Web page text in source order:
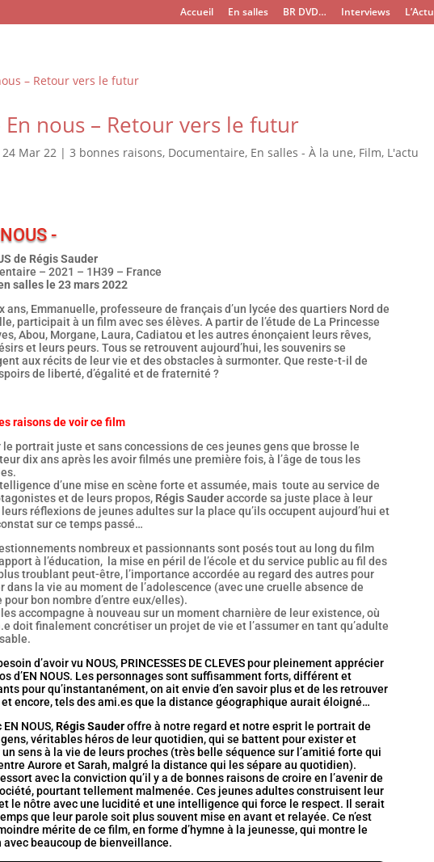
Accueil En salles BR DVD… Interviews L’Actu
En nous – Retour vers le futur
24 Mar 22| 3 bonnes raisons, Documentaire, En salles - À la une, Film, L'actu
-
de Régis Sauder
– 2021 – 1H39 – France
salles le 23 mars 2022
ans, Emmanuelle, professeure de français d’un lycée des quartiers Nord de
participait à un film avec ses élèves. A partir de l’étude de La Princesse
Abou, Morgane, Laura, Cadiatou et les autres énonçaient leurs rêves,
et leurs peurs. Tous se retrouvent aujourd’hui, les souvenirs se
aux récits de leur vie et des obstacles à surmonter. Que reste-t-il de
de liberté, d’égalité et de fraternité ?
raisons de voir ce film
le portrait juste et sans concessions de ces jeunes gens que brosse le
dix ans après les avoir filmés une première fois, à l’âge de tous les
d’une mise en scène forte et assumée, mais toute au service de
et de leurs propos, Régis Sauderaccorde sa juste place à leur
réflexions de jeunes adultes sur la place qu’ils occupent aujourd’hui et
sur ce temps passé…
nombreux et passionnants sont posés tout au long du film
à l’éducation, la mise en péril de l’école et du service public au fil des
troublant peut-être, l’importance accordée au regard des autres pour
dans la vie au moment de l’adolescence (avec une cruelle absence de
pour bon nombre d’entre eux/elles).
accompagne à nouveau sur un moment charnière de leur existence, où
doit finalement concrétiser un projet de vie et l’assumer en tant qu’adulte
d’avoir vu NOUS, PRINCESSES DE CLEVES pour pleinement apprécier
d’EN NOUS. Les personnages sont suffisamment forts, différent et
pour qu’instantanément, on ait envie d’en savoir plus et de les retrouver
encore, tels des ami.es que la distance géographique aurait éloigné…
NOUS,Régis Sauderoffre à notre regard et notre esprit le portrait de
véritables héros de leur quotidien, qui se battent pour exister et
sens à la vie de leurs proches (très belle séquence sur l’amitié forte qui
Aurore et Sarah, malgré la distance qui les sépare au quotidien).
avec la conviction qu’il y a de bonnes raisons de croire en l’avenir de
pourtant tellement malmenée. Ces jeunes adultes construisent leur
le nôtre avec une lucidité et une intelligence qui force le respect. Il serait
que leur parole soit plus souvent mise en avant et relayée. Ce n’est
mérite de ce film, en forme d’hymne à la jeunesse, qui montre le
avec beaucoup de bienveillance.